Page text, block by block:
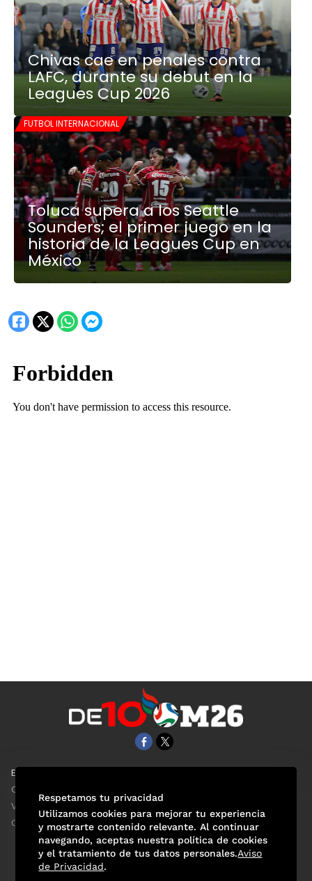
Chivas cae en penales contra
LAFC, durante su debut en la
Leagues Cup 2026
FUTBOL INTERNACIONAL
Toluca supera a los Seattle
Sounders; el primer juego en la
historia de la Leagues Cup en
México
EL UNIVERSAL
Clase
ViveUSA
Confabulario
Respetamos tu privacidad
Utilizamos cookies para mejorar tu experiencia
y mostrarte contenido relevante. Al continuar
navegando, aceptas nuestra política de cookies
y el tratamiento de tus datos personales.Aviso
de Privacidad.